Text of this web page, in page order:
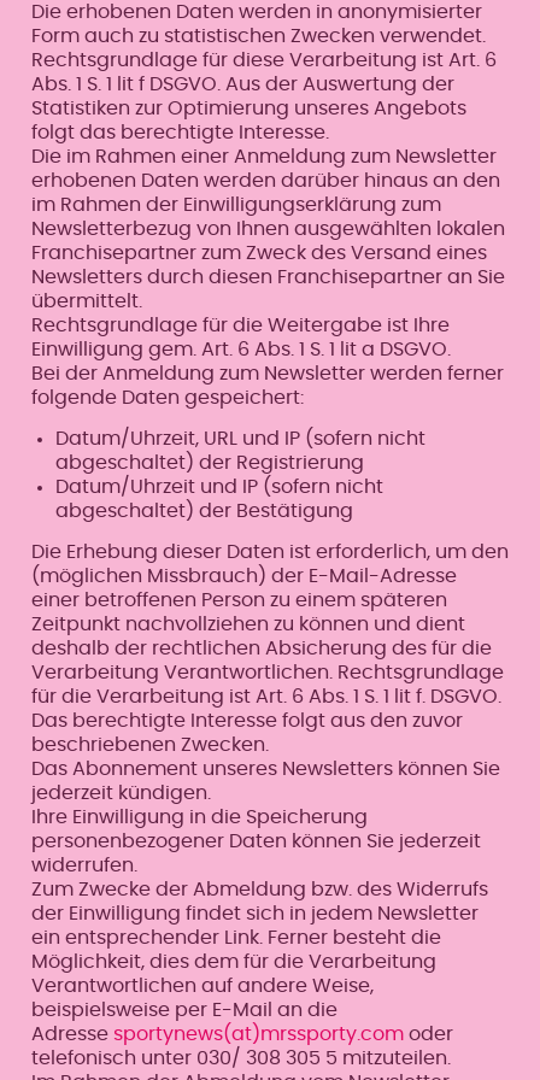
Die erhobenen Daten werden in anonymisierter
Form auch zu statistischen Zwecken verwendet.
Rechtsgrundlage für diese Verarbeitung ist Art. 6
Abs. 1 S. 1 lit f DSGVO. Aus der Auswertung der
Statistiken zur Optimierung unseres Angebots
folgt das berechtigte Interesse.
Die im Rahmen einer Anmeldung zum Newsletter
erhobenen Daten werden darüber hinaus an den
im Rahmen der Einwilligungserklärung zum
Newsletterbezug von Ihnen ausgewählten lokalen
Franchisepartner zum Zweck des Versand eines
Newsletters durch diesen Franchisepartner an Sie
übermittelt.
Rechtsgrundlage für die Weitergabe ist Ihre
Einwilligung gem. Art. 6 Abs. 1 S. 1 lit a DSGVO.
Bei der Anmeldung zum Newsletter werden ferner
folgende Daten gespeichert:
Datum/Uhrzeit, URL und IP (sofern nicht
abgeschaltet) der Registrierung
Datum/Uhrzeit und IP (sofern nicht
abgeschaltet) der Bestätigung
Die Erhebung dieser Daten ist erforderlich, um den
(möglichen Missbrauch) der E-Mail-Adresse
einer betroffenen Person zu einem späteren
Zeitpunkt nachvollziehen zu können und dient
deshalb der rechtlichen Absicherung des für die
Verarbeitung Verantwortlichen. Rechtsgrundlage
für die Verarbeitung ist Art. 6 Abs. 1 S. 1 lit f. DSGVO.
Das berechtigte Interesse folgt aus den zuvor
beschriebenen Zwecken.
Das Abonnement unseres Newsletters können Sie
jederzeit kündigen.
Ihre Einwilligung in die Speicherung
personenbezogener Daten können Sie jederzeit
widerrufen.
Zum Zwecke der Abmeldung bzw. des Widerrufs
der Einwilligung findet sich in jedem Newsletter
ein entsprechender Link. Ferner besteht die
Möglichkeit, dies dem für die Verarbeitung
Verantwortlichen auf andere Weise,
beispielsweise per E-Mail an die
Adresse sportynews(at)mrssporty.comoder
telefonisch unter 030/ 308 305 5 mitzuteilen.